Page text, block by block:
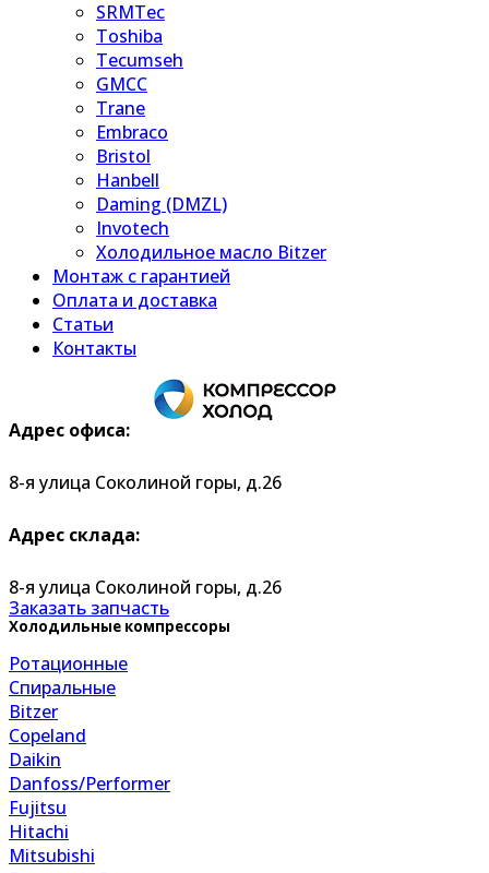
SRMTec
Toshiba
Tecumseh
GMCC
Trane
Embraco
Bristol
Hanbell
Daming (DMZL)
Invotech
Холодильное масло Bitzer
Монтаж с гарантией
Оплата и доставка
Статьи
Контакты
Адрес офиса:
8-я улица Соколиной горы, д.26
Адрес склада:
8-я улица Соколиной горы, д.26
Заказать запчасть
Холодильные компрессоры
Ротационные
Спиральные
Bitzer
Copeland
Daikin
Danfoss/Performer
Fujitsu
Hitachi
Mitsubishi